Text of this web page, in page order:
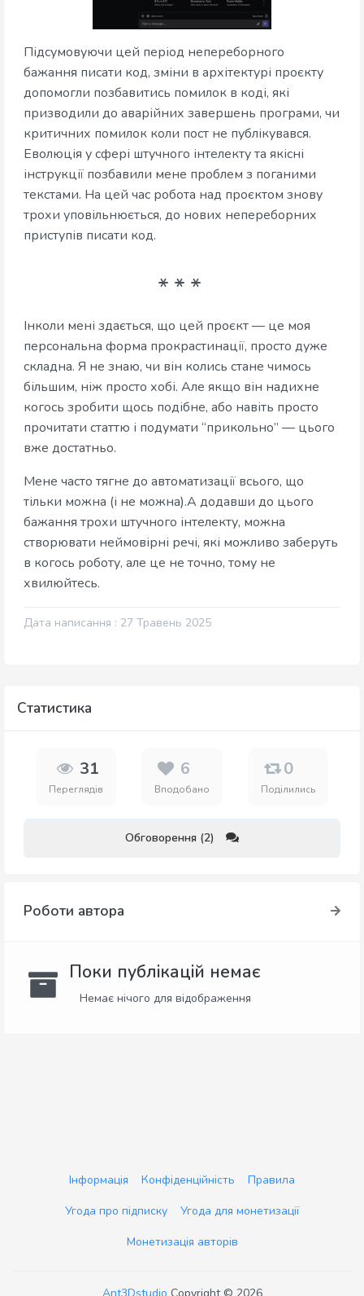
Підсумовуючи цей період непереборного
бажання писати код, зміни в архітектурі проєкту
допомогли позбавитись помилок в коді, які
призводили до аварійних завершень програми, чи
критичних помилок коли пост не публікувався.
Еволюція у сфері штучного інтелекту та якісні
інструкції позбавили мене проблем з поганими
текстами. На цей час робота над проєктом знову
трохи уповільнюється, до нових непереборних
приступів писати код.
Інколи мені здається, що цей проєкт — це моя
персональна форма прокрастинації, просто дуже
складна. Я не знаю, чи він колись стане чимось
більшим, ніж просто хобі. Але якщо він надихне
когось зробити щось подібне, або навіть просто
прочитати статтю і подумати “прикольно” — цього
вже достатньо.
Мене часто тягне до автоматизації всього, що
тільки можна (і не можна).А додавши до цього
бажання трохи штучного інтелекту, можна
створювати неймовірні речі, які можливо заберуть
в когось роботу, але це не точно, тому не
хвилюйтесь.
Дата написання : 27 Травень 2025
Статистика
31
Переглядів
6
Вподобано
0
Поділились
Обговорення (2)
Роботи автора
Поки публікацій немає
Немає нічого для відображення
Інформація Конфіденційність
Правила
Угода про підписку
Угода для монетизації
Монетизація авторів